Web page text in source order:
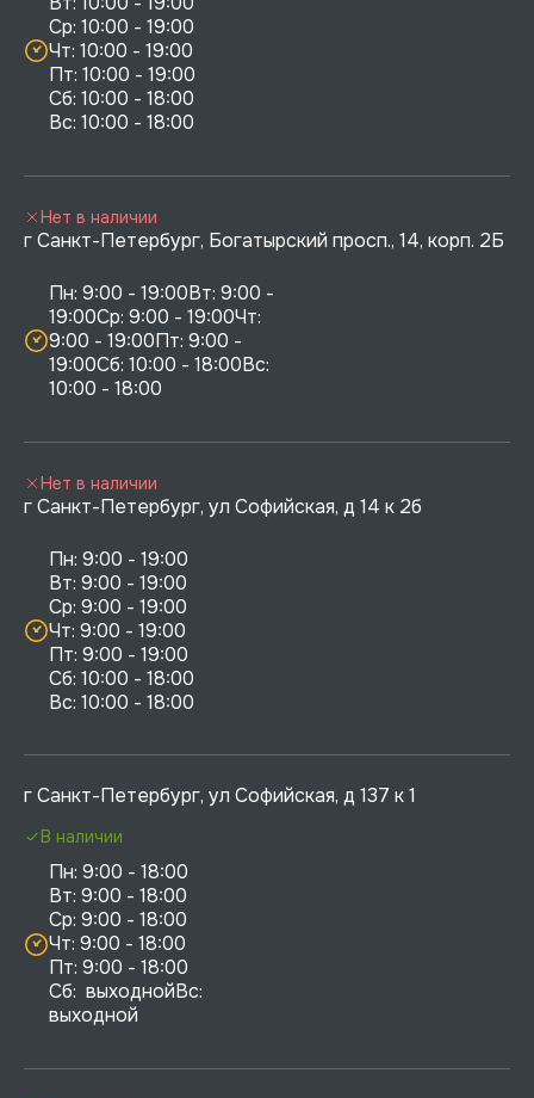
Ср: 10:00 - 19:00
Чт: 10:00 - 19:00
Пт: 10:00 - 19:00
Сб: 10:00 - 18:00
г Санкт-Петербург, Богатырский просп., 14, корп. 2Б
Пн: 9:00 - 19:00Вт: 9:00 -
19:00Ср: 9:00 - 19:00Чт:
9:00 - 19:00Пт: 9:00 -
19:00Сб: 10:00 - 18:00Вс:
10:00 - 18:00
Нет в наличии
г Санкт-Петербург, ул Софийская, д 14 к 2б
Пн: 9:00 - 19:00
Вт: 9:00 - 19:00
Ср: 9:00 - 19:00
Чт: 9:00 - 19:00
Пт: 9:00 - 19:00
Сб: 10:00 - 18:00
Нет в наличии
г Санкт-Петербург, ул Софийская, д 137 к 1
Пн: 9:00 - 18:00
Вт: 9:00 - 18:00
Ср: 9:00 - 18:00
Чт: 9:00 - 18:00
Пт: 9:00 - 18:00
Сб:  выходнойВс:
выходной
В наличии